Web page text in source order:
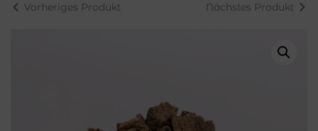
Vorheriges Produkt Nächstes Produkt